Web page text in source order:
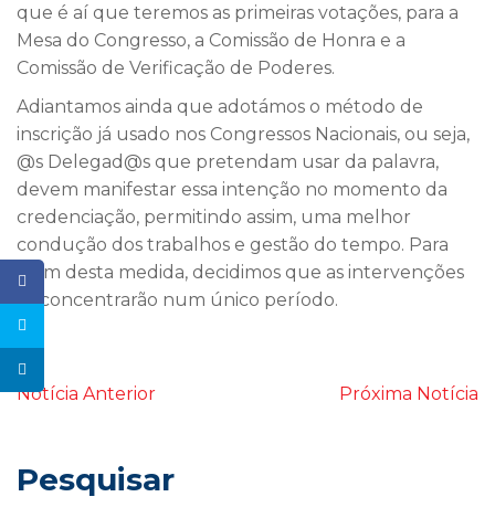
que é aí que teremos as primeiras votações, para a
Mesa do Congresso, a Comissão de Honra e a
Comissão de Verificação de Poderes.
Adiantamos ainda que adotámos o método de
inscrição já usado nos Congressos Nacionais, ou seja,
@s Delegad@s que pretendam usar da palavra,
devem manifestar essa intenção no momento da
credenciação, permitindo assim, uma melhor
condução dos trabalhos e gestão do tempo. Para
além desta medida, decidimos que as intervenções
se concentrarão num único período.
Notícia Anterior Próxima Notícia
Pesquisar